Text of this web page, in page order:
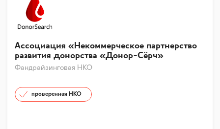
Фандрайзинговая НКО
Ассоциация «Некоммерческое партнерство
развития донорства «Донор-Сёрч»
проверенная НКО